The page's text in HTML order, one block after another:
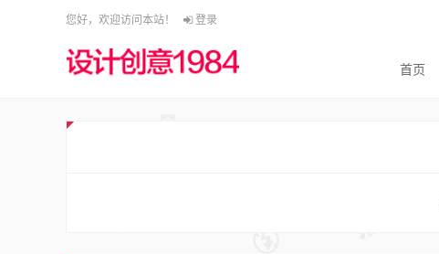
您好，欢迎访问本站！ 登录
首页